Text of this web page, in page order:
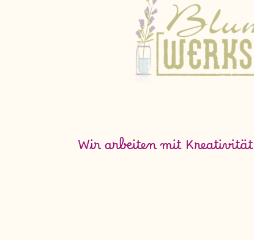
Wir arbeiten mit